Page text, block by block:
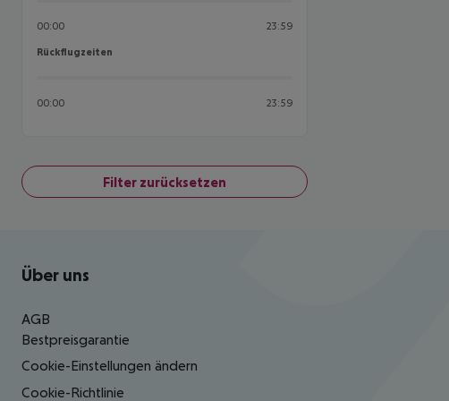
00:00 23:59
Rückflugzeiten
Rückflugzeiten
00:00 23:59
Filter zurücksetzen
Footer navigation
Über uns
AGB
Bestpreisgarantie
Cookie-Einstellungen ändern
Cookie-Richtlinie